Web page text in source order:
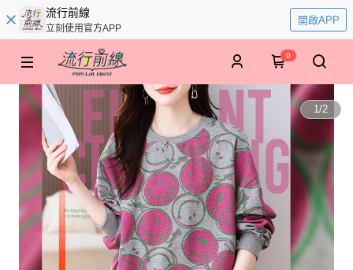
流行前線
立刻使用官方APP
開啟APP
0
1/2